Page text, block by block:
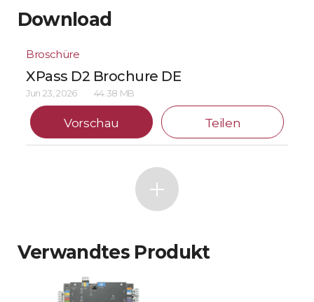
Download
Broschüre
XPass D2 Brochure DE
Jun 23, 2026 44.38 MB
Vorschau Teilen
Verwandtes Produkt